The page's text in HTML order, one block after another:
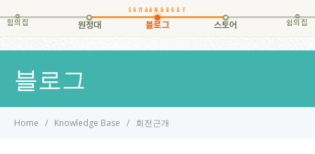
힘의집 원정대 블로그 스토어 쉼의집
블로그
Home Knowledge Base 회전근개